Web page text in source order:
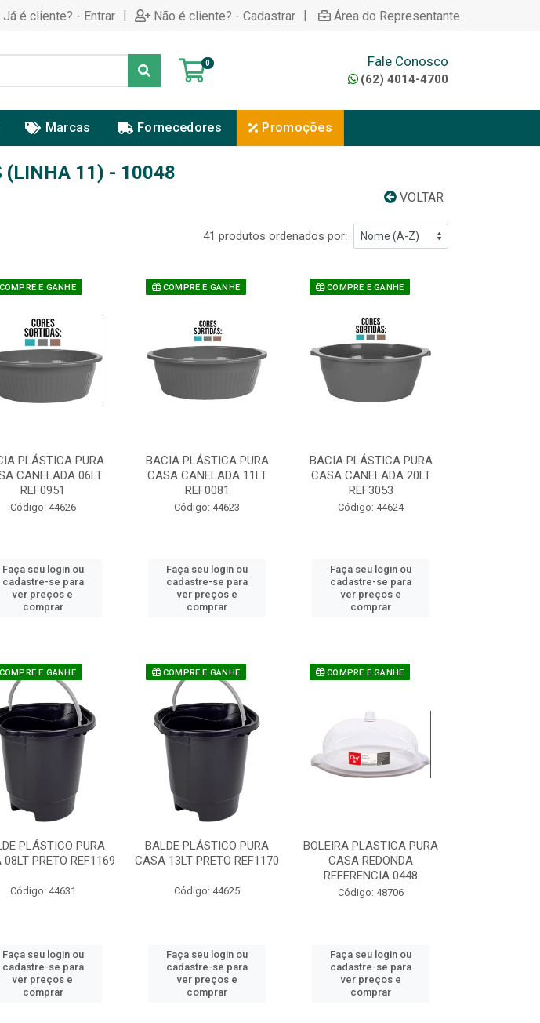
Já é cliente? - Entrar | Não é cliente? - Cadastrar | Área do Representante
0 Fale Conosco
(62) 4014-4700
Marcas Fornecedores Promoções
(LINHA 11) - 10048
VOLTAR
41 produtos ordenados por:
E GANHE
PLÁSTICA PURA
CANELADA 06LT
REF0951
Código: 44626
Faça seu login ou
cadastre-se para
ver preços e
comprar
COMPRE E GANHE
BACIA PLÁSTICA PURA
CASA CANELADA 11LT
REF0081
Código: 44623
Faça seu login ou
cadastre-se para
ver preços e
comprar
COMPRE E GANHE
BACIA PLÁSTICA PURA
CASA CANELADA 20LT
REF3053
Código: 44624
Faça seu login ou
cadastre-se para
ver preços e
comprar
E GANHE
PLÁSTICO PURA
08LT PRETO REF1169
Código: 44631
Faça seu login ou
cadastre-se para
ver preços e
comprar
COMPRE E GANHE
BALDE PLÁSTICO PURA
CASA 13LT PRETO REF1170
Código: 44625
Faça seu login ou
cadastre-se para
ver preços e
comprar
COMPRE E GANHE
BOLEIRA PLASTICA PURA
CASA REDONDA
REFERENCIA 0448
Código: 48706
Faça seu login ou
cadastre-se para
ver preços e
comprar